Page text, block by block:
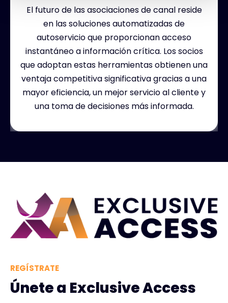
El futuro de las asociaciones de canal reside
en las soluciones automatizadas de
autoservicio que proporcionan acceso
instantáneo a información crítica. Los socios
que adoptan estas herramientas obtienen una
ventaja competitiva significativa gracias a una
mayor eficiencia, un mejor servicio al cliente y
una toma de decisiones más informada.
REGÍSTRATE
Únete a Exclusive Access